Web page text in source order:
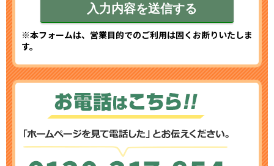
※本フォームは、営業目的でのご利用は固くお断りいたしま
す。